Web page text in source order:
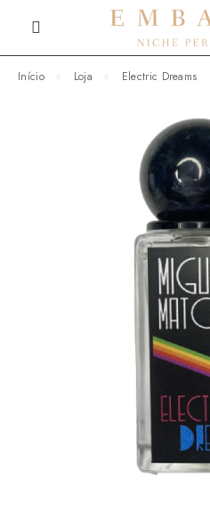
Início Loja Electric Dreams